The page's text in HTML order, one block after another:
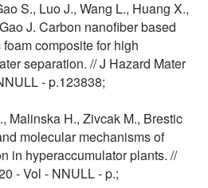
S., Luo J., Wang L., Huang X.,
J. Carbon nanofiber based
composite for high
separation. // J Hazard Mater
- p.123838;
Malinska H., Zivcak M., Brestic
molecular mechanisms of
in hyperaccumulator plants. //
- Vol - NNULL - p.;